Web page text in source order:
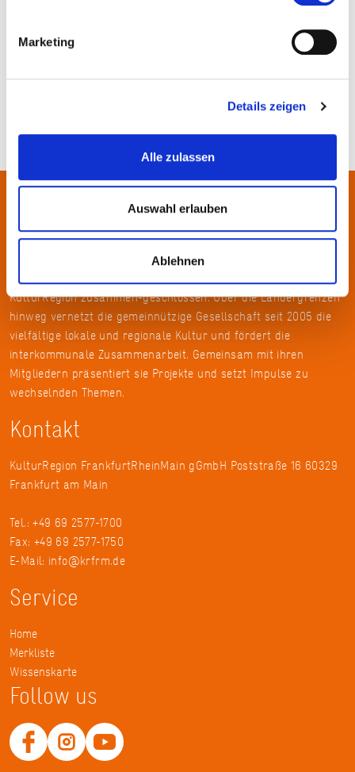
Marketing
Details zeigen
Alle zulassen
Auswahl erlauben
Ablehnen
SCAPE°, Foto Lea Kulens
Über uns
In der Metropolregion FrankfurtRheinMain haben sich rund 50
Landkreise, Städte, Gemeinden und der Regionalverband zur
KulturRegion zusammen-geschlossen. Über die Ländergrenzen
hinweg vernetzt die gemeinnützige Gesellschaft seit 2005 die
vielfältige lokale und regionale Kultur und fördert die
interkommunale Zusammenarbeit. Gemeinsam mit ihren
Mitgliedern präsentiert sie Projekte und setzt Impulse zu
wechselnden Themen.
Kontakt
KulturRegion FrankfurtRheinMain gGmbH Poststraße 16 60329
Frankfurt am Main
Tel.: +49 69 2577-1700
Fax: +49 69 2577-1750
E-Mail: info@krfrm.de
Service
Home
Merkliste
Wissenskarte
Follow us